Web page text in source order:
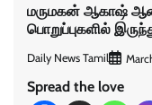
மருமகன் ஆகாஷ்
பொறுப்புகளில்
Daily News Tamil
Spread the love